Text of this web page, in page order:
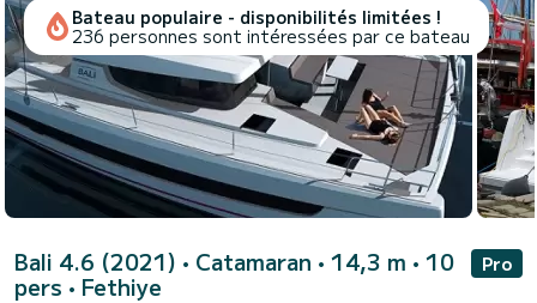
Bateau populaire - disponibilités limitées !
236 personnes sont intéressées par ce bateau
Bali 4.6 (2021) • Catamaran • 14,3 m • 10
pers • Fethiye
Pro